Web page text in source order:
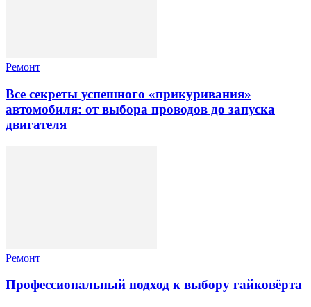
Ремонт
Все секреты успешного «прикуривания»
автомобиля: от выбора проводов до запуска
двигателя
Ремонт
Профессиональный подход к выбору гайковёрта